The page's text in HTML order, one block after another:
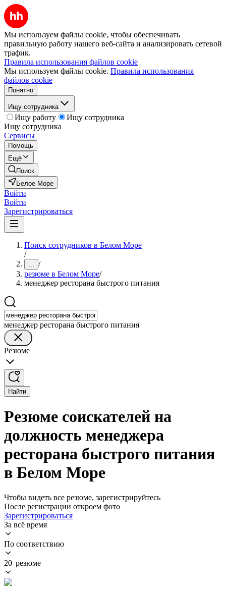
Мы используем файлы cookie, чтобы обеспечивать
правильную работу нашего веб-сайта и анализировать сетевой
трафик.
Правила использования файлов cookie
Мы используем файлы cookie. Правила использования
файлов cookie
Понятно
Ищу сотрудника
Ищу работу
Ищу сотрудника
Ищу сотрудника
Сервисы
Помощь
Ещё
Поиск
Белое Море
Войти
Войти
Зарегистрироваться
Поиск сотрудников в Белом Море
/
... /
резюме в Белом Море/
менеджер ресторана быстрого питания
менеджер ресторана быстрого питания
Резюме
Найти
Резюме соискателей на
должность менеджера
ресторана быстрого питания
в Белом Море
Чтобы видеть все резюме, зарегистрируйтесь
После регистрации откроем фото
Зарегистрироваться
За всё время
По соответствию
20 резюме